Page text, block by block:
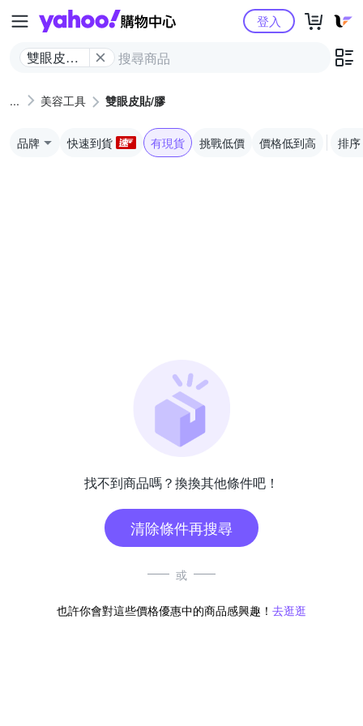
Yahoo購物中心
雙眼皮貼/
登入
美容工具 雙眼皮貼/膠
品牌 快速到貨 有現貨 挑戰低價 價格低到高 排序
找不到商品嗎？換換其他條件吧！
清除條件再搜尋
或
也許你會對這些價格優惠中的商品感興趣！ 去逛逛